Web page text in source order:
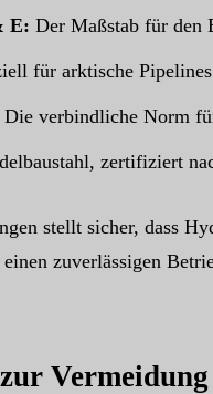
E: Der Maßstab für den
für arktische
Die verbindliche Norm
zertifiziert
stellt sicher, dass
zuverlässigen